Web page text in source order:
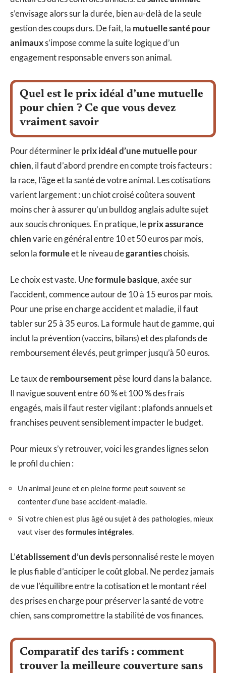
s’envisage alors sur la durée, bien au-delà de la seule
gestion des coups durs. De fait, la mutuelle santé pour
animauxs’impose comme la suite logique d’un
engagement responsable envers son animal.
Quel est le prix idéal d’une mutuelle
pour chien ? Ce que vous devez
vraiment savoir
Pour déterminer leprix idéal d’une mutuelle pour
chien, il faut d’abord prendre en compte trois facteurs :
la race, l’âge et la santé de votre animal. Les cotisations
varient largement : un chiot croisé coûtera souvent
moins cher à assurer qu’un bulldog anglais adulte sujet
aux soucis chroniques. En pratique, leprix assurance
chienvarie en général entre 10 et 50 euros par mois,
selon laformuleet le niveau degarantieschoisis.
Le choix est vaste. Uneformule basique, axée sur
l’accident, commence autour de 10 à 15 euros par mois.
Pour une prise en charge accident et maladie, il faut
tabler sur 25 à 35 euros. La formule haut de gamme, qui
inclut la prévention (vaccins, bilans) et des plafonds de
remboursement élevés, peut grimper jusqu’à 50 euros.
Le taux deremboursement pèse lourd dans la balance.
Il navigue souvent entre 60 % et 100 % des frais
engagés, mais il faut rester vigilant : plafonds annuels et
franchises peuvent sensiblement impacter le budget.
Pour mieux s’y retrouver, voici les grandes lignes selon
le profil du chien :
Un animal jeune et en pleine forme peut souvent se
contenter d’une base accident-maladie.
Si votre chien est plus âgé ou sujet à des pathologies, mieux
vaut viser des formules intégrales.
L’établissement d’un devispersonnalisé reste le moyen
le plus fiable d’anticiper le coût global. Ne perdez jamais
de vue l’équilibre entre la cotisation et le montant réel
des prises en charge pour préserver la santé de votre
chien, sans compromettre la stabilité de vos finances.
Comparatif des tarifs : comment
trouver la meilleure couverture sans